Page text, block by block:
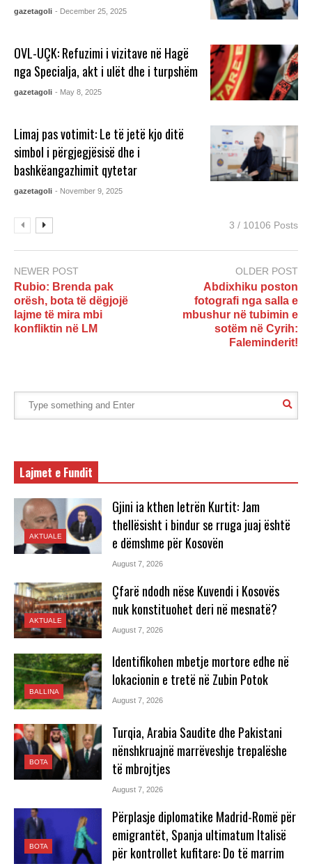
gazetagoli - December 25, 2025
OVL-UÇK: Refuzimi i vizitave në Hagë
nga Specialja, akt i ulët dhe i turpshëm
gazetagoli - May 8, 2025
Limaj pas votimit: Le të jetë kjo ditë
simbol i përgjegjësisë dhe i
bashkëangazhimit qytetar
gazetagoli - November 9, 2025
3 / 10106 Posts
NEWER POST
Rubio: Brenda pak
orësh, bota të dëgjojë
lajme të mira mbi
konfliktin në LM
OLDER POST
Abdixhiku poston
fotografi nga salla e
mbushur në tubimin e
sotëm në Cyrih:
Faleminderit!
Lajmet e Fundit
AKTUALE
Gjini ia kthen letrën Kurtit: Jam
thellësisht i bindur se rruga juaj është
e dëmshme për Kosovën
August 7, 2026
AKTUALE
Çfarë ndodh nëse Kuvendi i Kosovës
nuk konstituohet deri në mesnatë?
August 7, 2026
BALLINA
Identifikohen mbetje mortore edhe në
lokacionin e tretë në Zubin Potok
August 7, 2026
BOTA
Turqia, Arabia Saudite dhe Pakistani
nënshkruajnë marrëveshje trepalëshe
të mbrojtjes
August 7, 2026
BOTA
Përplasje diplomatike Madrid-Romë për
emigrantët, Spanja ultimatum Italisë
për kontrollet kufitare: Do të marrim